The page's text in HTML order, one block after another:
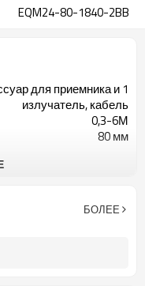
EQM24-80-1840-2BB
для приемника и 1
излучатель, кабель
0,3-6М
80 мм
2 ПНП
БОЛЕЕ